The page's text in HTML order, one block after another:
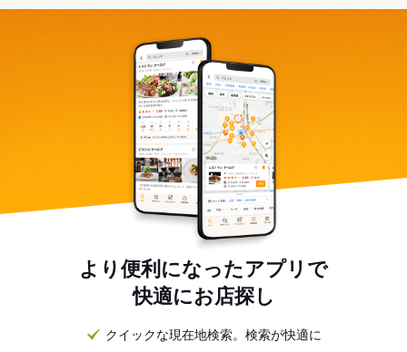
より便利になったアプリで
快適にお店探し
クイックな現在地検索。検索が快適に